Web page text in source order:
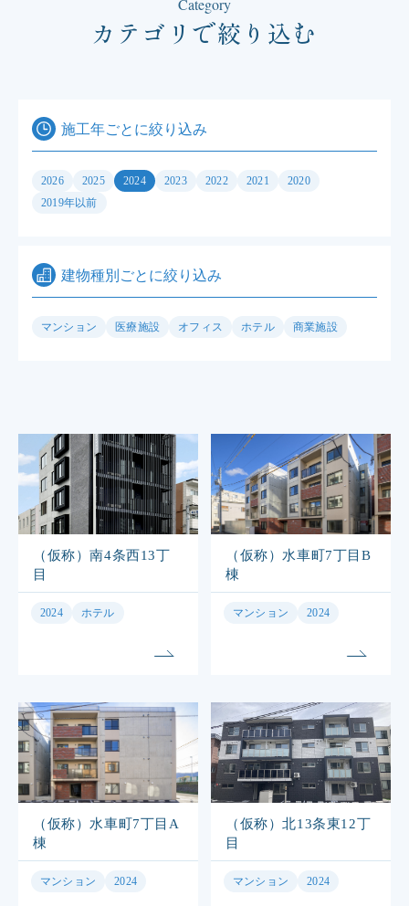
カテゴリで絞り込む
施工年ごとに絞り込み
2026 2025 2024 2023 2022 2021
2020
2019年以前
建物種別ごとに絞り込み
マンション 医療施設 オフィス ホテル 商業施設
（仮称）南4条西13丁
目
2024 ホテル
（仮称）水車町7丁目B
棟
マンション 2024
（仮称）水車町7丁目A
棟
マンション 2024
（仮称）北13条東12丁
目
マンション 2024